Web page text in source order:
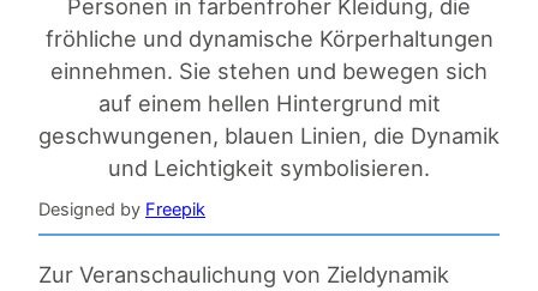
Designed by Freepik
Zur Veranschaulichung von Zieldynamik